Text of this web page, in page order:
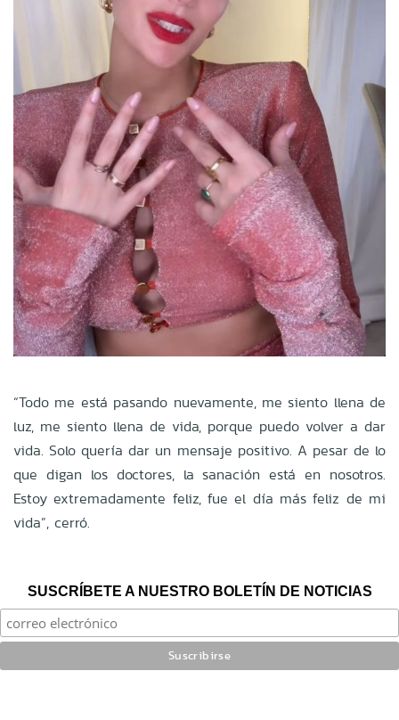
“Todo me está pasando nuevamente, me siento llena de
luz, me siento llena de vida, porque puedo volver a dar
vida. Solo quería dar un mensaje positivo. A pesar de lo
que digan los doctores, la sanación está en nosotros.
Estoy extremadamente feliz, fue el día más feliz de mi
vida”, cerró.
SUSCRÍBETE A NUESTRO BOLETÍN DE NOTICIAS